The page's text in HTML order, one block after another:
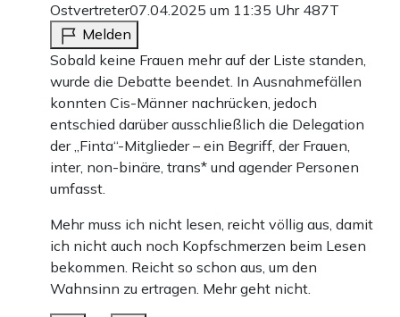
Ostvertreter07.04.2025 um 11:35 Uhr 487T
Melden
Sobald keine Frauen mehr auf der Liste standen,
wurde die Debatte beendet. In Ausnahmefällen
konnten Cis-Männer nachrücken, jedoch
entschied darüber ausschließlich die Delegation
der „Finta“-Mitglieder – ein Begriff, der Frauen,
inter, non-binäre, trans* und agender Personen
umfasst.
Mehr muss ich nicht lesen, reicht völlig aus, damit
ich nicht auch noch Kopfschmerzen beim Lesen
bekommen. Reicht so schon aus, um den
Wahnsinn zu ertragen. Mehr geht nicht.